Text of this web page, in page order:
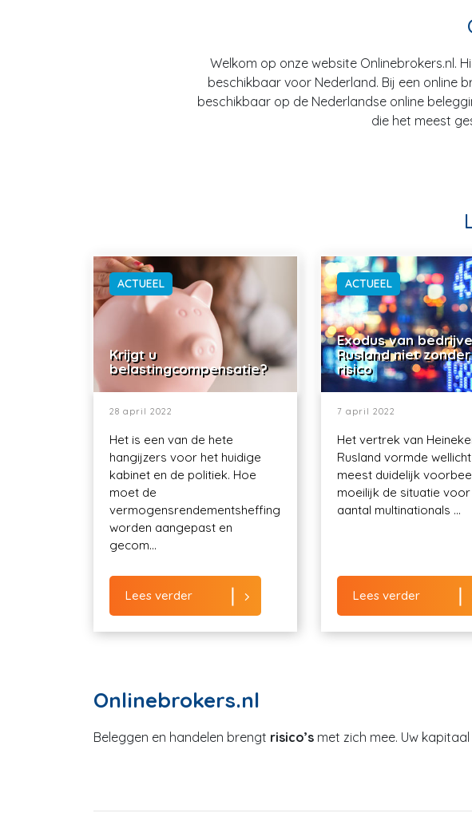
Welkom op onze website Onlinebrokers.nl.
beschikbaar voor Nederland. Bij een online
beschikbaar op de Nederlandse online
die het meest
ACTUEEL
Krijgt u
belastingcompensatie?
28 april 2022
Het is een van de hete
hangijzers voor het huidige
kabinet en de politiek. Hoe
moet de
vermogensrendementsheffing
worden aangepast en
gecom...
Lees verder
ACTUEEL
Exodus van
Rusland niet zonder
risico
7 april 2022
Het vertrek van
Rusland vormde
meest duidelijk
moeilijk de situatie voor
aantal multinationals ...
Lees verder
Onlinebrokers.nl
Beleggen en handelen brengt risico’s met zich mee. Uw